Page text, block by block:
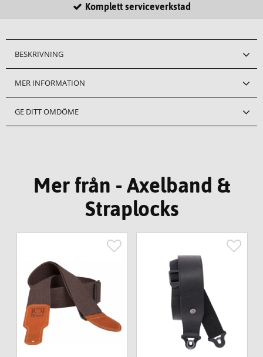
Komplett serviceverkstad
BESKRIVNING
MER INFORMATION
GE DITT OMDÖME
Mer från - Axelband &
Straplocks